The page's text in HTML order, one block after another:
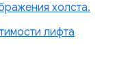
холста.
лифта